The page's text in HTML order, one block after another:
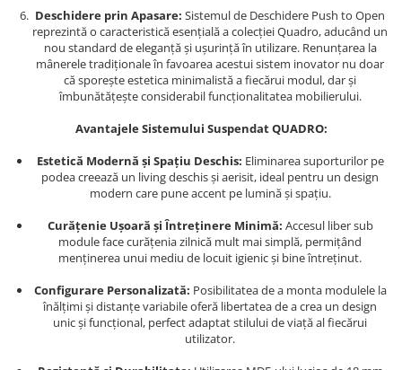
Deschidere prin Apasare: Sistemul de Deschidere Push to Open
reprezintă o caracteristică esențială a colecției Quadro, aducând un
nou standard de eleganță și ușurință în utilizare. Renunțarea la
mânerele tradiționale în favoarea acestui sistem inovator nu doar
că sporește estetica minimalistă a fiecărui modul, dar și
îmbunătățește considerabil funcționalitatea mobilierului.
Avantajele Sistemului Suspendat QUADRO:
Estetică Modernă și Spațiu Deschis: Eliminarea suporturilor pe
podea creează un living deschis și aerisit, ideal pentru un design
modern care pune accent pe lumină și spațiu.
Curățenie Ușoară și Întreținere Minimă: Accesul liber sub
module face curățenia zilnică mult mai simplă, permițând
menținerea unui mediu de locuit igienic și bine întreținut.
Configurare Personalizată: Posibilitatea de a monta modulele la
înălțimi și distanțe variabile oferă libertatea de a crea un design
unic și funcțional, perfect adaptat stilului de viață al fiecărui
utilizator.